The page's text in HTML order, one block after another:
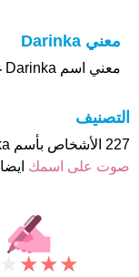
معني Darinka
معني اسم Darinka غير معروف لنا
التصنيف
227 الأشخاص بأسم Darinka صوت على اسمائهم . من فضلك
صوت على اسمك ايضا
★
★
★